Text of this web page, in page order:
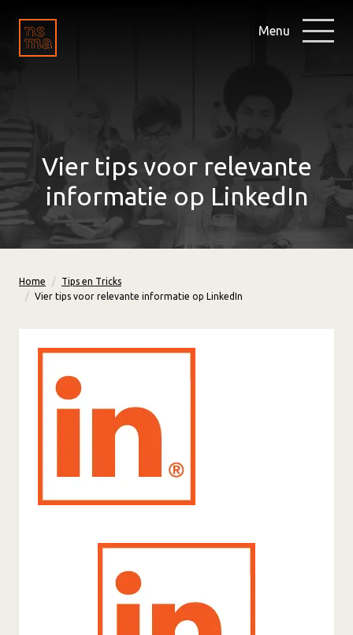
Menu
Vier tips voor relevante
informatie op LinkedIn
Home
Tips en Tricks
Vier tips voor relevante informatie op LinkedIn